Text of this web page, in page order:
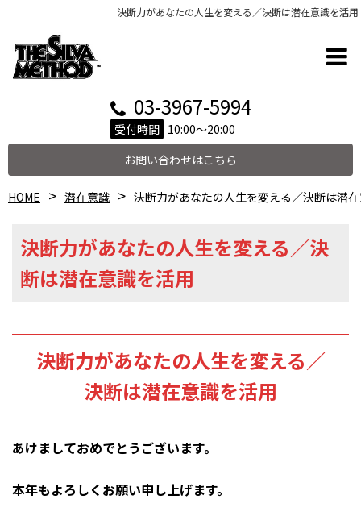
決断力があなたの人生を変える／決断は潜在意識を活用
03-3967-5994
受付時間 10:00～20:00
お問い合わせはこちら
HOME 潜在意識 決断力があなたの人生を変える／決断は潜
決断力があなたの人生を変える／決
断は潜在意識を活用
決断力があなたの人生を変える／
決断は潜在意識を活用
あけましておめでとうございます。
本年もよろしくお願い申し上げます。